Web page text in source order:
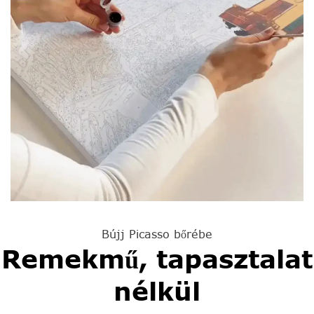
Bújj Picasso bőrébe
Remekmű, tapasztalat
nélkül